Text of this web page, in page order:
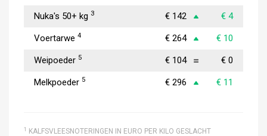
Nuka's 50+ kg 3 € 142 € 4
Voertarwe 4 € 264 € 10
Weipoeder 5 € 104 € 0
Melkpoeder 5 € 296 € 11
1
KALFSVLEESNOTERINGEN IN EURO PER KILO GESLACHT